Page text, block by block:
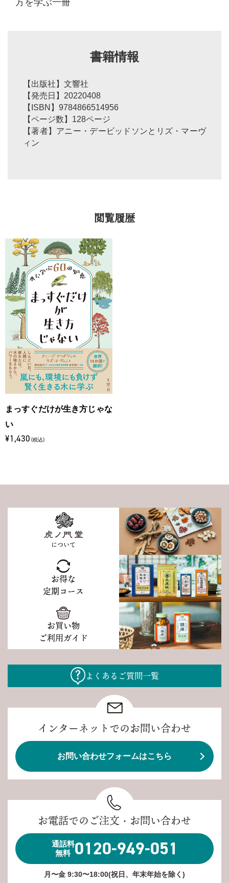
書籍情報
【出版社】文響社
【発売日】20220408
【ISBN】9784866514956
【ページ数】128ページ
【著者】アニー・デービッドソンとリズ・マーヴ
ィン
閲覧履歴
まっすぐだけが生き方じゃな
い
¥1,430 (税込)
について
お得な
定期コース
お買い物
ご利用ガイド
よくあるご質問一覧
インターネットでのお問い合わせ
お問い合わせフォームはこちら
お電話でのご注文・お問い合わせ
通話料
無料 0120-949-051
月〜金 9:30〜18:00(祝日、年末年始を除く)